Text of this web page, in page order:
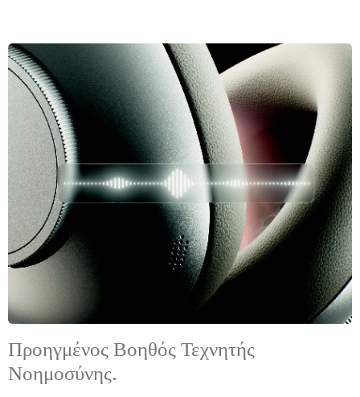
Προηγμένος Βοηθός Τεχνητής
Νοημοσύνης.